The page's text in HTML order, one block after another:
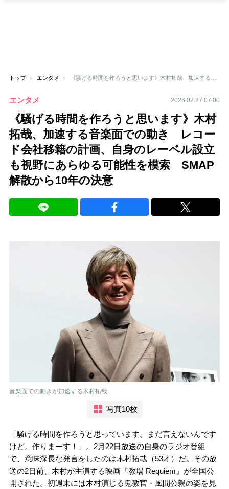
トップ エンタメ
エンタメ 2026.02.27 07:00
《騒げる時間を作ろうと思います》木村
拓哉、加速する音楽面での動き レコー
ド会社移籍の計画、自身のレーベル設立
も視野にあらゆる可能性を模索 SMAP
解散から10年の決意
音楽面での動きが加速する木村拓哉
写真10枚
「騒げる時間を作ろうと思っています。まだ言えないんです
けど。作りまーす！」。2月22日放送の自身のラジオ番組
で、意味深長な発言をしたのは木村拓哉（53才）だ。その放
送の2日前、木村が主演する映画『教場 Requiem』が全国公
開された。初週末には木村演じる鬼教官・風間公親の姿を見